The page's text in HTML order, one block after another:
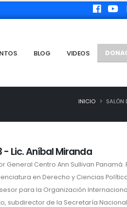
BLOG VIDEOS
INICIO SALÓN
- Lic. Aníbal Miranda
General Centro Ann Sullivan Panamá.
en Derecho y Ciencias
para la Organización
subdirector de la Secretaría